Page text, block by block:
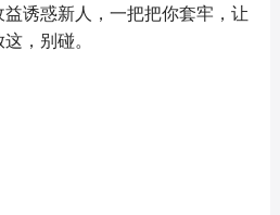
诱惑新人，一把把你套牢，让
，别碰。